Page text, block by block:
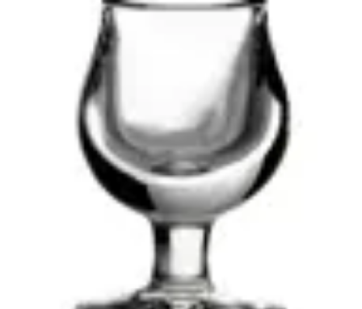
Dégustation Liqueurs
Guide de Dégustation
Techniques de Dégustation
Accords Mets et
Dégustation Liqueurs